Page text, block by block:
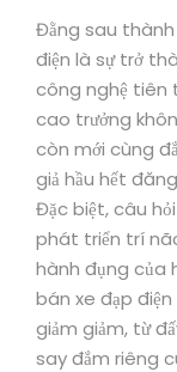
Đằng sau
điện là sự trở
công nghệ tiên
cao trưởng
còn mới cùng
giả hầu hết
Đặc biệt, câu
phát triển trí
hành đụng của
bán xe đạp
giảm giảm, từ
say đắm riêng